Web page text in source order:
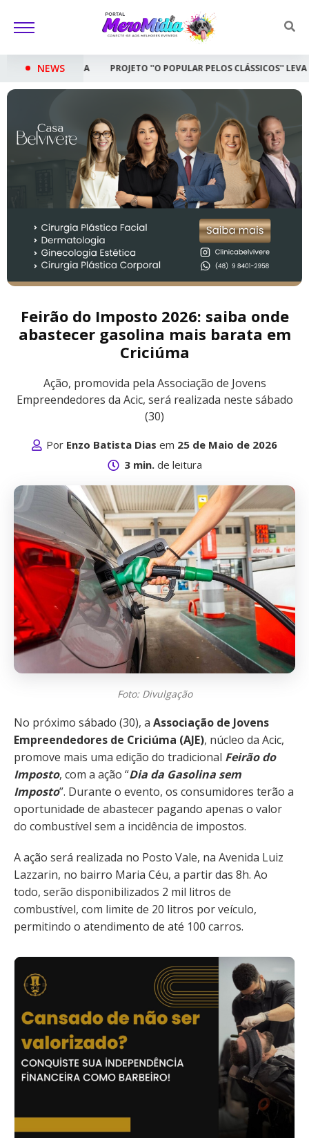
NEWS
''O POPULAR PELOS CLÁSSICOS'' LEVA CONCERTO GRATUITO A
Feirão do Imposto 2026: saiba onde
abastecer gasolina mais barata em
Criciúma
Ação, promovida pela Associação de Jovens
Empreendedores da Acic, será realizada neste sábado
(30)
Por Enzo Batista Dias em 25 de Maio de 2026
3 min.de leitura
Foto: Divulgação
No próximo sábado (30), a Associação de Jovens
Empreendedores de Criciúma (AJE), núcleo da Acic,
promove mais uma edição do tradicional Feirão do
Imposto, com a ação “Dia da Gasolina sem
Imposto”. Durante o evento, os consumidores terão a
oportunidade de abastecer pagando apenas o valor
do combustível sem a incidência de impostos.
A ação será realizada no Posto Vale, na Avenida Luiz
Lazzarin, no bairro Maria Céu, a partir das 8h. Ao
todo, serão disponibilizados 2 mil litros de
combustível, com limite de 20 litros por veículo,
permitindo o atendimento de até 100 carros.